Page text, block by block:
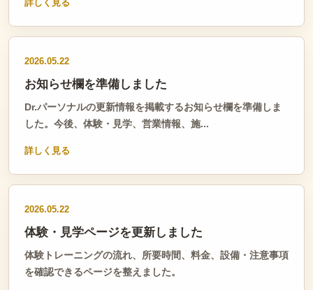
詳しく見る
2026.05.22
お知らせ欄を準備しました
Dr.パーソナルの更新情報を掲載するお知らせ欄を準備しま
した。今後、体験・見学、営業情報、施...
詳しく見る
2026.05.22
体験・見学ページを更新しました
体験トレーニングの流れ、所要時間、料金、設備・注意事項
を確認できるページを整えました。